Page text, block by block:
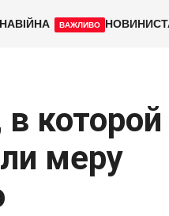
ВІЙНА ВАЖЛИВО НОВИНИ
меру